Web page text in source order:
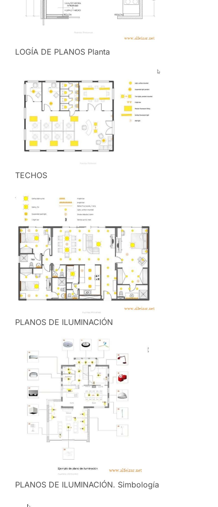
LOGÍA DE PLANOS Planta
TECHOS
PLANOS DE ILUMINACIÓN
PLANOS DE ILUMINACIÓN. Simbología